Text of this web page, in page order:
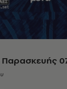
Παρασκευής